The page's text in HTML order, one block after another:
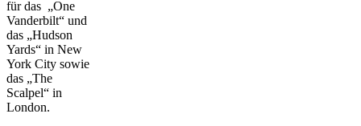
für das „One
Vanderbilt“ und
das „Hudson
Yards“ in New
York City sowie
das „The
Scalpel“ in
London.